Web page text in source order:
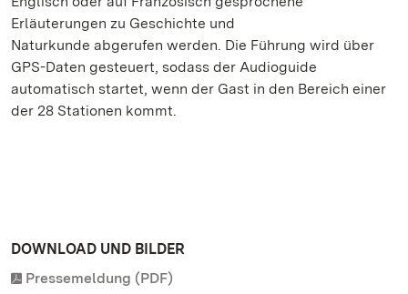
Erläuterungen zu Geschichte und
Naturkunde abgerufen werden. Die Führung wird über
GPS-Daten gesteuert, sodass der Audioguide
automatisch startet, wenn der Gast in den Bereich einer
der 28 Stationen kommt.
DOWNLOAD UND BILDER
Pressemeldung (PDF)